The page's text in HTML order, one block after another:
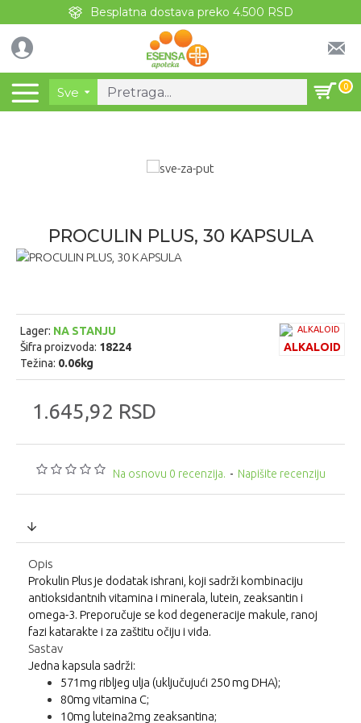
Besplatna dostava preko 4.500 RSD
Sve 0
PROCULIN PLUS, 30 KAPSULA
Na osnovu 0 recenzija. - Napišite recenziju
1.645,92 RSD
Lager: NA STANJU
Šifra proizvoda: 18224
Težina: 0.06kg
ALKALOID
Opis
Prokulin Plus je dodatak ishrani, koji sadrži kombinaciju
antioksidantnih vitamina i minerala, lutein, zeaksantin i
omega-3. Preporučuje se kod degeneracije makule, ranoj
fazi katarakte i za zaštitu očiju i vida.
Sastav
Jedna kapsula sadrži:
571mg ribljeg ulja (uključujući 250 mg DHA);
80mg vitamina C;
10mg luteina2mg zeaksantina;